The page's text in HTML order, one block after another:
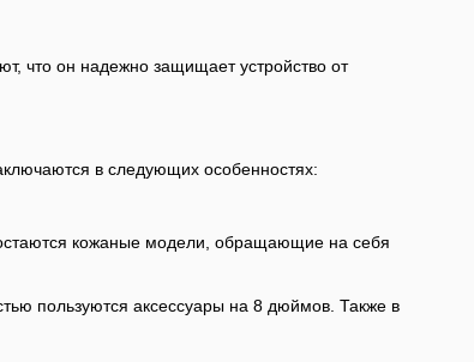
что он надежно защищает устройство от
в следующих особенностях:
кожаные модели, обращающие на себя
пользуются аксессуары на 8 дюймов. Также в